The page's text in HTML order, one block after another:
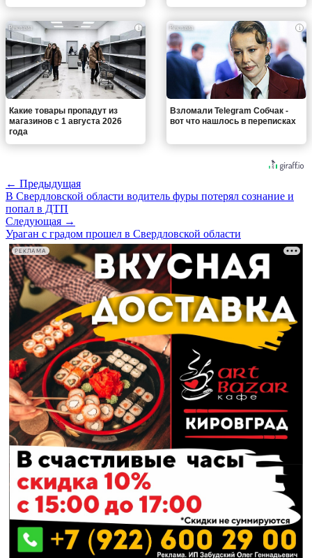
i
Какие товары пропадут из
магазинов с 1 августа 2026
года
i
Взломали Telegram Собчак -
вот что нашлось в переписках
← Предыдущая
В Свердловской области водитель фуры потерял сознание и
попал в ДТП
Следующая →
Ураган с градом прошел в Свердловской области
РЕКЛАМА